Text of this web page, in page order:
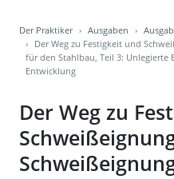
Der Praktiker Ausgaben
Der Weg zu Festigkeit und
für den Stahlbau, Teil 3:
Entwicklung
Der Weg zu